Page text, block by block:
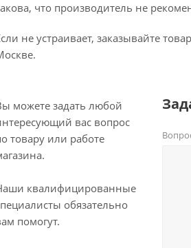
что производитель не
не устраивает, заказывайте
можете задать любой
вас вопрос
товару или работе
квалифицированные
обязательно
помогут.